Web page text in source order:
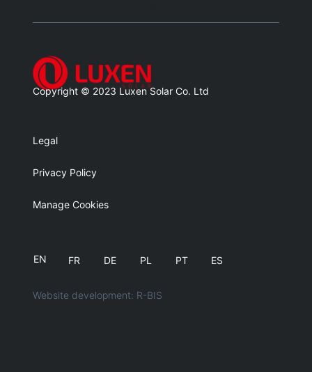
Copyright © 2023 Luxen Solar Co. Ltd
Legal
Privacy Policy
Manage Cookies
EN FR DE PL PT ES
Website development: R-BIS